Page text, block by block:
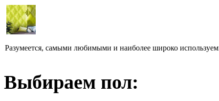
Разумеется, самыми любимыми и наиболее широко
Выбираем пол: